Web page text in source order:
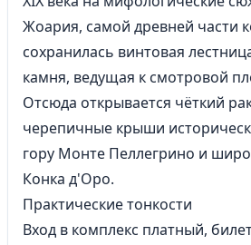
Жоария, самой древней части
сохранилась винтовая
камня, ведущая к смотровой
Отсюда открывается чёткий
черепичные крыши
гору Монте Пеллегрино и
Конка д'Оро.
Практические тонкости
Вход в комплекс платный,